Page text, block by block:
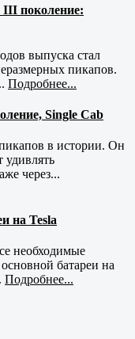
III поколение:
выпуска стал
пикапов.
Подробнее...
Single Cab
в истории. Он
удивлять
через...
на Tesla
необходимые
батареи на
Подробнее...